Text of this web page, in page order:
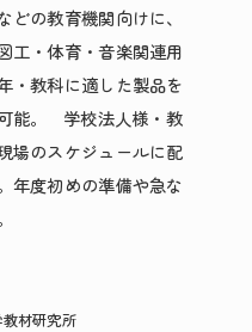
の教育機関向けに、
工・体育・音楽関連用
・教科に適した製品を
能。 学校法人様・教
場のスケジュールに配
年度初めの準備や急な
材研究所